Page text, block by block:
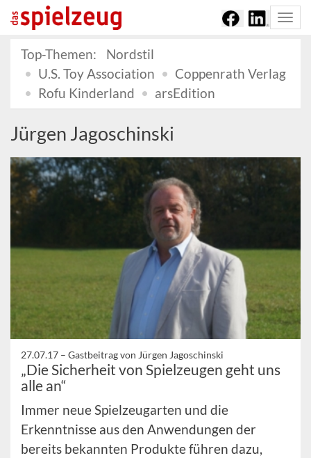
Top-Themen:
Nordstil
U.S. Toy Association
Coppenrath Verlag
Rofu Kinderland
arsEdition
Jürgen Jagoschinski
27.07.17 – Gastbeitrag von Jürgen Jagoschinski
„Die Sicherheit von Spielzeugen geht uns
alle an“
Immer neue Spielzeugarten und die
Erkenntnisse aus den Anwendungen der
bereits bekannten Produkte führen dazu,